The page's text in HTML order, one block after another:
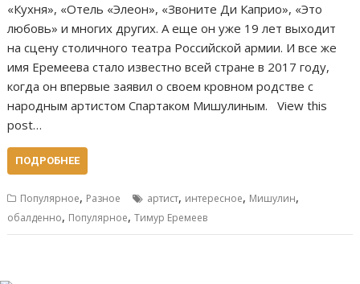
«Кухня», «Отель «Элеон», «Звоните Ди Каприо», «Это
любовь» и многих других. А еще он уже 19 лет выходит
на сцену столичного театра Российской армии. И все же
имя Еремеева стало известно всей стране в 2017 году,
когда он впервые заявил о своем кровном родстве с
народным артистом Спартаком Мишулиным. View this
post…
ПОДРОБНЕЕ
Популярное, Разное артист, интересное, Мишулин,
обалденно, Популярное,Тимур Еремеев